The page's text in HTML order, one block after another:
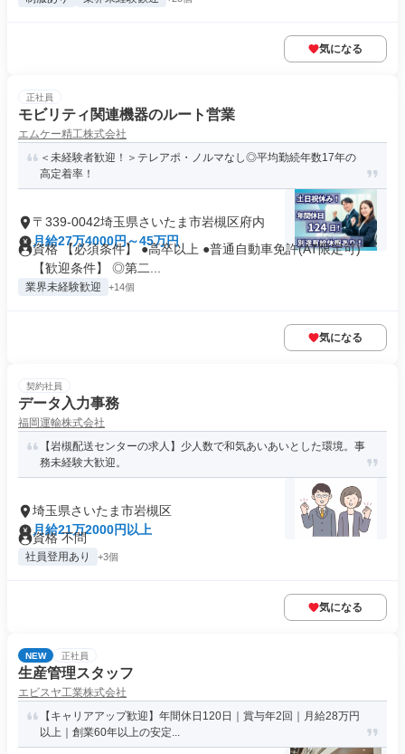
気になる
正社員
モビリティ関連機器のルート営業
エムケー精工株式会社
＜未経験者歓迎！＞テレアポ・ノルマなし◎平均勤続年数17年の
高定着率！
〒339-0042埼玉県さいたま市岩槻区府内
月給27万4000円～45万円
資格 【必須条件】 ●高卒以上 ●普通自動車免許(AT限定可)
【歓迎条件】 ◎第二...
業界未経験歓迎 +14個
気になる
契約社員
データ入力事務
福岡運輸株式会社
【岩槻配送センターの求人】少人数で和気あいあいとした環境。事
務未経験大歓迎。
埼玉県さいたま市岩槻区
月給21万2000円以上
資格 不問
社員登用あり +3個
気になる
NEW 正社員
生産管理スタッフ
エビスヤ工業株式会社
【キャリアアップ歓迎】年間休日120日｜賞与年2回｜月給28万円
以上｜創業60年以上の安定...